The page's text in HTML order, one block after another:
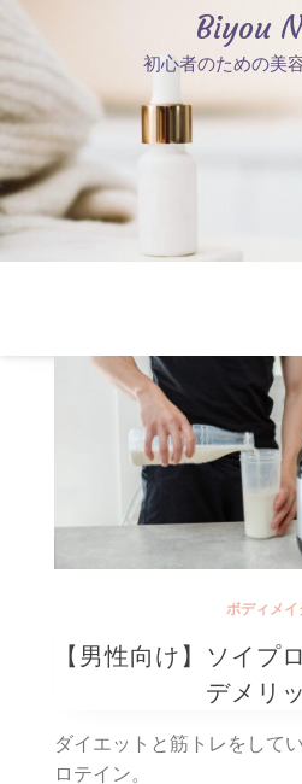
テ
ン
ツ
へ
ス
キ
ッ
Biyou
初心者のための美
ボディメイ
【男性向け】ソイプ
デメリ
ダイエットと筋トレをして
ロテイン。